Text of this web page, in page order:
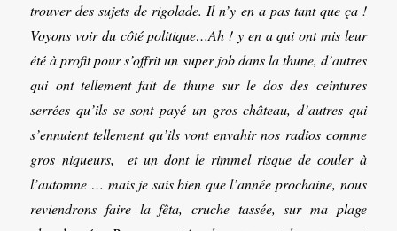
trouver des sujets de rigolade. Il n’y en a pas tant que ça !
Voyons voir du côté politique…Ah ! y en a qui ont mis leur
été à profit pour s’offrit un super job dans la thune, d’autres
qui ont tellement fait de thune sur le dos des ceintures
serrées qu’ils se sont payé un gros château, d’autres qui
s’ennuient tellement qu’ils vont envahir nos radios comme
gros niqueurs, et un dont le rimmel risque de couler à
l’automne … mais je sais bien que l’année prochaine, nous
reviendrons faire la fêta, cruche tassée, sur ma plage